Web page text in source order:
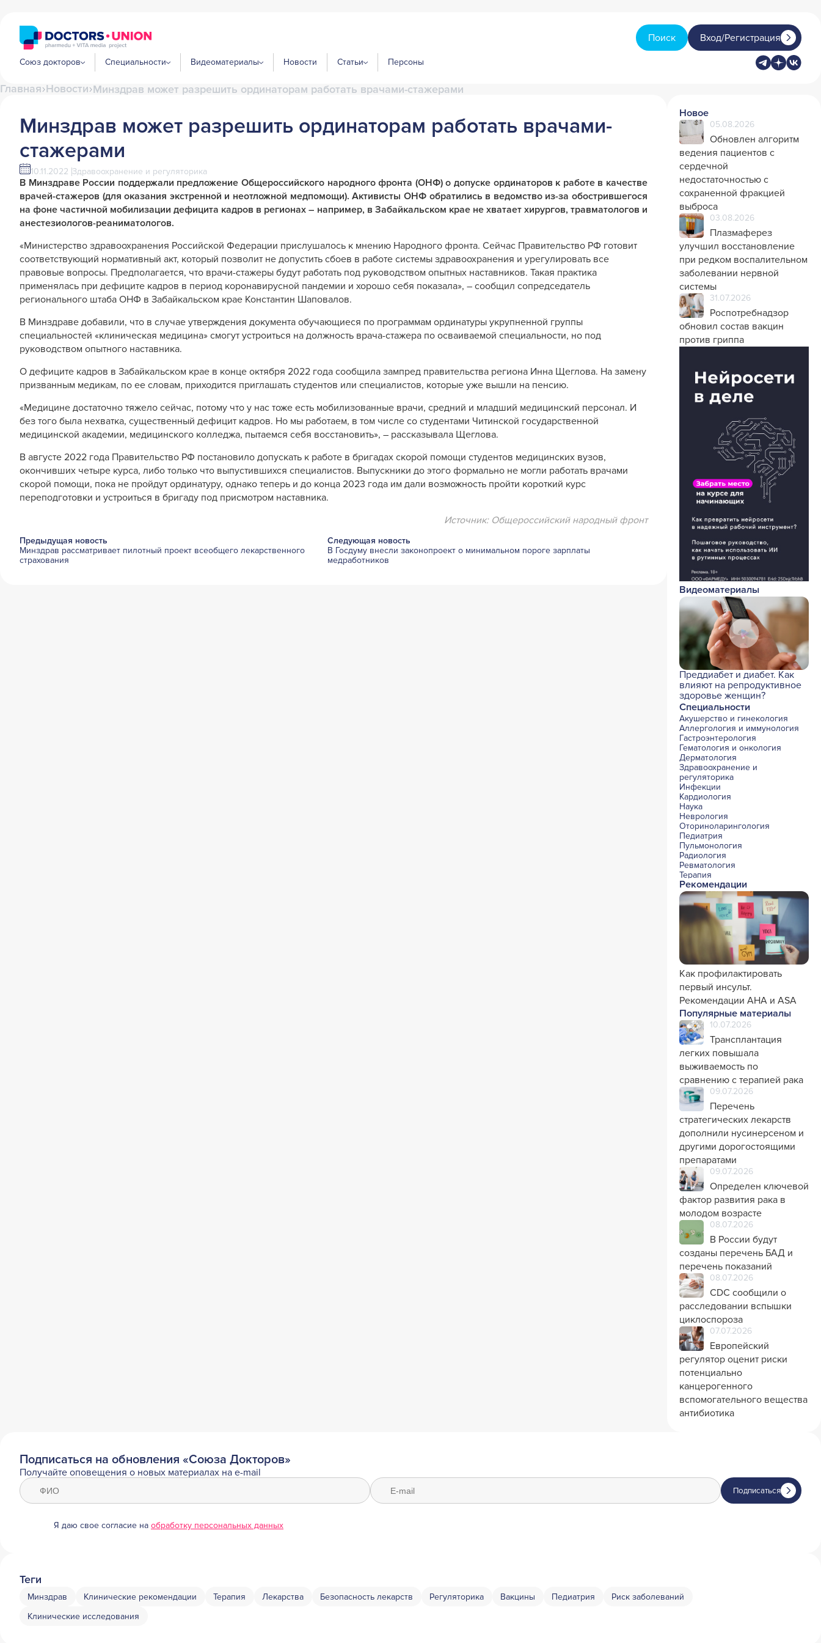
Поиск Вход/Регистрация
Союз докторов Специальности Видеоматериалы Новости Статьи Персоны
Главная Новости Минздрав может разрешить ординаторам работать врачами-стажерами
Минздрав может разрешить ординаторам работать врачами-
стажерами
10.11.2022 Здравоохранение и регуляторика
В Минздраве России поддержали предложение Общероссийского народного фронта (ОНФ) о допуске ординаторов к работе в качестве
врачей-стажеров (для оказания экстренной и неотложной медпомощи). Активисты ОНФ обратились в ведомство из-за обострившегося
на фоне частичной мобилизации дефицита кадров в регионах – например, в Забайкальском крае не хватает хирургов, травматологов и
анестезиологов-реаниматологов.
«Министерство здравоохранения Российской Федерации прислушалось к мнению Народного фронта. Сейчас Правительство РФ готовит
соответствующий нормативный акт, который позволит не допустить сбоев в работе системы здравоохранения и урегулировать все
правовые вопросы. Предполагается, что врачи-стажеры будут работать под руководством опытных наставников. Такая практика
применялась при дефиците кадров в период коронавирусной пандемии и хорошо себя показала», – сообщил сопредседатель
регионального штаба ОНФ в Забайкальском крае Константин Шаповалов.
В Минздраве добавили, что в случае утверждения документа обучающиеся по программам ординатуры укрупненной группы
специальностей «клиническая медицина» смогут устроиться на должность врача-стажера по осваиваемой специальности, но под
руководством опытного наставника.
О дефиците кадров в Забайкальском крае в конце октября 2022 года сообщила зампред правительства региона Инна Щеглова. На замену
призванным медикам, по ее словам, приходится приглашать студентов или специалистов, которые уже вышли на пенсию.
«Медицине достаточно тяжело сейчас, потому что у нас тоже есть мобилизованные врачи, средний и младший медицинский персонал. И
без того была нехватка, существенный дефицит кадров. Но мы работаем, в том числе со студентами Читинской государственной
медицинской академии, медицинского колледжа, пытаемся себя восстановить», – рассказывала Щеглова.
В августе 2022 года Правительство РФ постановило допускать к работе в бригадах скорой помощи студентов медицинских вузов,
окончивших четыре курса, либо только что выпустившихся специалистов. Выпускники до этого формально не могли работать врачами
скорой помощи, пока не пройдут ординатуру, однако теперь и до конца 2023 года им дали возможность пройти короткий курс
переподготовки и устроиться в бригаду под присмотром наставника.
Источник: Общероссийский народный фронт
Предыдущая новость
Минздрав рассматривает пилотный проект всеобщего лекарственного
страхования
Следующая новость
В Госдуму внесли законопроект о минимальном пороге зарплаты
медработников
Новое
05.08.2026
Обновлен алгоритм
ведения пациентов с
сердечной
недостаточностью с
сохраненной фракцией
выброса
03.08.2026
Плазмаферез
улучшил восстановление
при редком воспалительном
заболевании нервной
системы
31.07.2026
Роспотребнадзор
обновил состав вакцин
против гриппа
Видеоматериалы
Преддиабет и диабет. Как
влияют на репродуктивное
здоровье женщин?
Специальности
Акушерство и гинекология
Аллергология и иммунология
Гастроэнтерология
Гематология и онкология
Дерматология
Здравоохранение и
регуляторика
Инфекции
Кардиология
Наука
Неврология
Оториноларингология
Педиатрия
Пульмонология
Радиология
Ревматология
Терапия
Урология и нефрология
Фармакология
Хирургия с реаниматологией
Эндокринология
Психиатрия
Офтальмология
Эндоскопия
Стоматология
Травматология и ортопедия
Генетика
Фтизиатрия
Рекомендации
Как профилактировать
первый инсульт.
Рекомендации AHA и ASA
Популярные материалы
10.07.2026
Трансплантация
легких повышала
выживаемость по
сравнению с терапией рака
09.07.2026
Перечень
стратегических лекарств
дополнили нусинерсеном и
другими дорогостоящими
препаратами
09.07.2026
Определен ключевой
фактор развития рака в
молодом возрасте
08.07.2026
В России будут
созданы перечень БАД и
перечень показаний
08.07.2026
CDC сообщили о
расследовании вспышки
циклоспороза
07.07.2026
Европейский
регулятор оценит риски
потенциально
канцерогенного
вспомогательного вещества
антибиотика
Подписаться на обновления «Союза Докторов»
Получайте оповещения о новых материалах на e-mail
Я даю свое согласие на обработку персональных данных
Подписаться
Теги
Минздрав Клинические рекомендации Терапия Лекарства Безопасность лекарств Регуляторика Вакцины Педиатрия
Риск заболеваний
Клинические исследования